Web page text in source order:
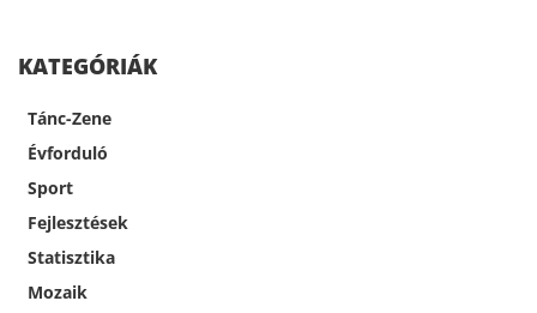
KATEGÓRIÁK
Tánc-Zene
Évforduló
Sport
Fejlesztések
Statisztika
Mozaik